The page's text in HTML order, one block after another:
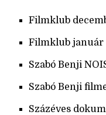
Filmklub
Filmklub január
Szabó Benji
Szabó Benji
Százéves